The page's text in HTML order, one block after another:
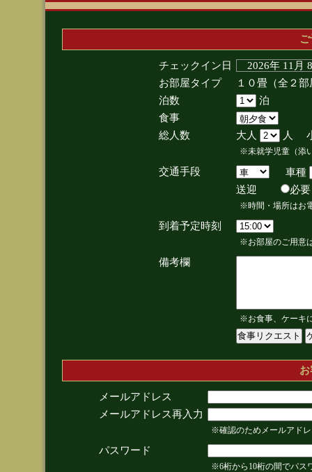
チェックイン日
2026年 11
お部屋タイプ
１０畳（全２
泊数
泊
食事
総人数
大人 人
※未就学児童（添
交通手段
車種
送迎
※時間・場所はお
到着予定時刻
※お部屋のご用意
備考欄
※お食事、ケーキ
メールアドレス
メールアドレス再入力
※確認のためメールアド
パスワード
※6桁から10桁の間でパス